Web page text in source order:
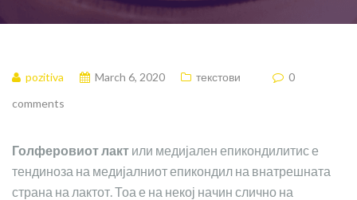
pozitiva March 6, 2020 текстови
0
comments
Голферовиот лакт или медијален епикондилитис е
тендиноза на медијалниот епикондил на внатрешната
страна на лактот. Тоа е на некој начин слично на